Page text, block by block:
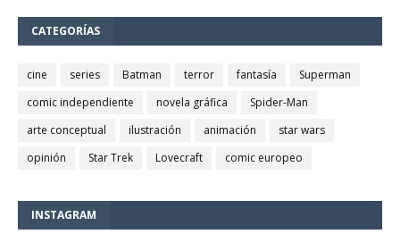
CATEGORÍAS
cine series Batman terror fantasía
Superman
comic independiente
novela gráfica
Spider-Man
arte conceptual
ilustración animación
star wars
opinión
Star Trek Lovecraft comic europeo
INSTAGRAM